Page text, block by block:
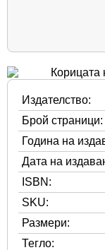
Издателство:
Брой страници:
Година на
Дата на
ISBN:
SKU:
Размери:
Тегло: